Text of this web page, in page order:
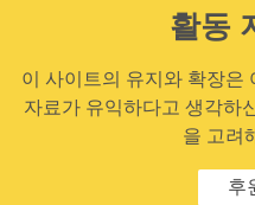
활동
이 사이트의 유지와 확장은
자료가 유익하다고 생각하
을 고려
후